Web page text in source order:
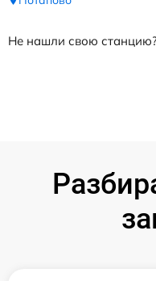
Не нашли свою